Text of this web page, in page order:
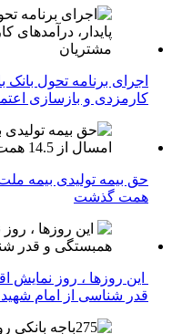
اجرای برنامه تحول بانک
کارمزدی و بازسازی
همت گذشت
این روزها ، روز نمایش
قدر شناسی از امام